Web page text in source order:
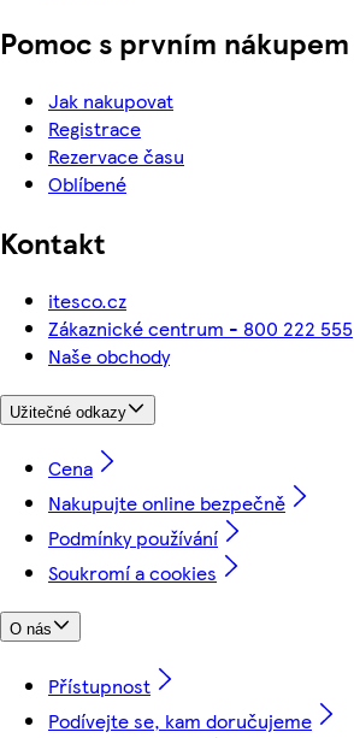
Pomoc s prvním nákupem
Jak nakupovat
Registrace
Rezervace času
Oblíbené
Kontakt
itesco.cz
Zákaznické centrum - 800 222 555
Naše obchody
Užitečné odkazy
Cena
Nakupujte online bezpečně
Podmínky používání
Soukromí a cookies
O nás
Přístupnost
Podívejte se, kam doručujeme